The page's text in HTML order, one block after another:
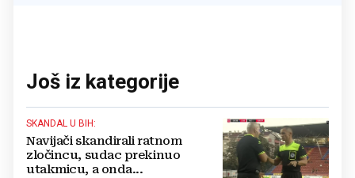
Još iz kategorije
SKANDAL U BIH:
Navijači skandirali ratnom
zločincu, sudac prekinuo
utakmicu, a onda...